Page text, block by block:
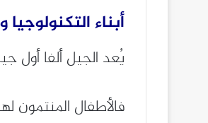
أبناء
يُعد الجيل ألفا أول
فالأطفال المنتمون